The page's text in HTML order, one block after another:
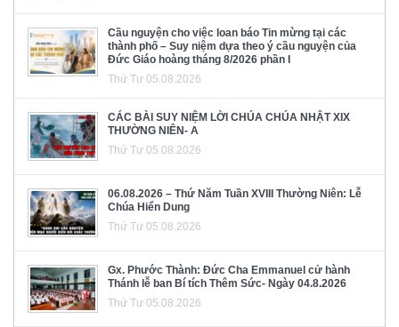
Cầu nguyện cho việc loan báo Tin mừng tại các
thành phố – Suy niệm dựa theo ý cầu nguyện của
Đức Giáo hoàng tháng 8/2026 phần I
Thứ Tư 05.08.2026
CÁC BÀI SUY NIỆM LỜI CHÚA CHÚA NHẬT XIX
THƯỜNG NIÊN- A
Thứ Tư 05.08.2026
06.08.2026 – Thứ Năm Tuần XVIII Thường Niên: Lễ
Chúa Hiển Dung
Thứ Tư 05.08.2026
Gx. Phước Thành: Đức Cha Emmanuel cử hành
Thánh lễ ban Bí tích Thêm Sức- Ngày 04.8.2026
Thứ Tư 05.08.2026